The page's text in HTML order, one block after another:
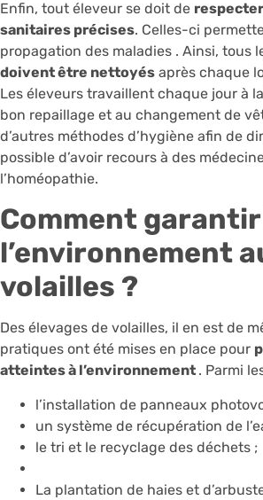
Enfin, tout éleveur se doit de
sanitaires précises. Celles-ci
propagation des maladies . Ainsi, tous
doivent être nettoyés après chaque
Les éleveurs travaillent chaque jour à
bon repaillage et au changement de
d’autres méthodes d’hygiène afin de
possible d’avoir recours à des
l’homéopathie.
Comment
l’environnement
volailles ?
Des élevages de volailles, il en est de
pratiques ont été mises en place pour
atteintes à l’environnement . Parmi
l’installation de panneaux
un système de récupération de
le tri et le recyclage des déchets ;
La plantation de haies et